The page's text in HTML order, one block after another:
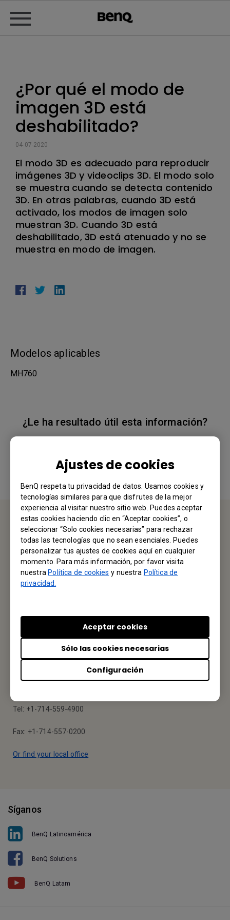
Ajustes de cookies
BenQ respeta tu privacidad de datos. Usamos cookies y
tecnologías similares para que disfrutes de la mejor
experiencia al visitar nuestro sitio web. Puedes aceptar
estas cookies haciendo clic en “Aceptar cookies”, o
seleccionar “Solo cookies necesarias” para rechazar
todas las tecnologías que no sean esenciales. Puedes
personalizar tus ajustes de cookies aquí en cualquier
momento. Para más información, por favor visita
nuestra Política de cookies y nuestra Política de
privacidad.
Configuración
Sólo las cookies necesarias
Aceptar cookies
¿Por qué el modo de
imagen 3D está
deshabilitado?
04-07-2020
El modo 3D es adecuado para reproducir
imágenes 3D y videoclips 3D. El modo solo
se muestra cuando se detecta contenido
3D. En otras palabras, cuando 3D está
activado, los modos de imagen solo
muestran 3D. Cuando 3D está
deshabilitado, 3D está atenuado y no se
muestra en modo de imagen.
Modelos aplicables
MH760
¿Le ha resultado útil esta información?
CONTÁCTENOS
Nos encantaría saber de usted.
Tu Oficina Local
3200 Park Center Drive, Suite 150 Costa Mesa, CA 92626,
Tel: +1-714-559-4900
Fax: +1-714-557-0200
Or find your local office
Síganos
BenQ Latinoamérica
BenQ Solutions
BenQ Latam